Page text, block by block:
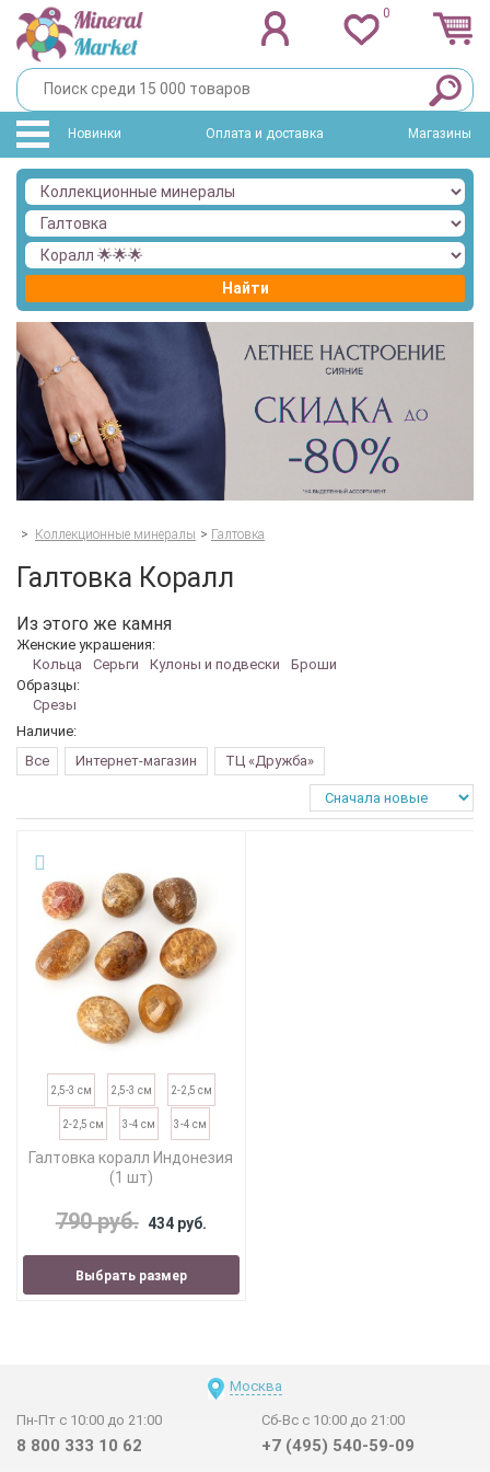
0
Новинки Оплата и доставка Магазины
Найти
> Коллекционные минералы > Галтовка
Галтовка Коралл
Из этого же камня
Женские украшения:
Кольца
Серьги Кулоны и подвески
Броши
Образцы:
Срезы
Наличие:
Все
Интернет-магазин ТЦ «Дружба»
2,5-3 см 2,5-3 см 2-2,5 см
2-2,5 см 3-4 см 3-4 см
Галтовка коралл Индонезия
(1 шт)
790 руб. 434 руб.
Выбрать размер
Москва
Пн-Пт с 10:00 до 21:00
8 800 333 10 62
Сб-Вс с 10:00 до 21:00
+7 (495) 540-59-09